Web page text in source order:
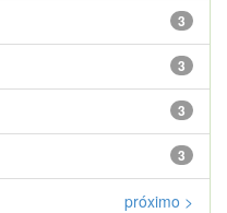
3
3
3
3
próximo >